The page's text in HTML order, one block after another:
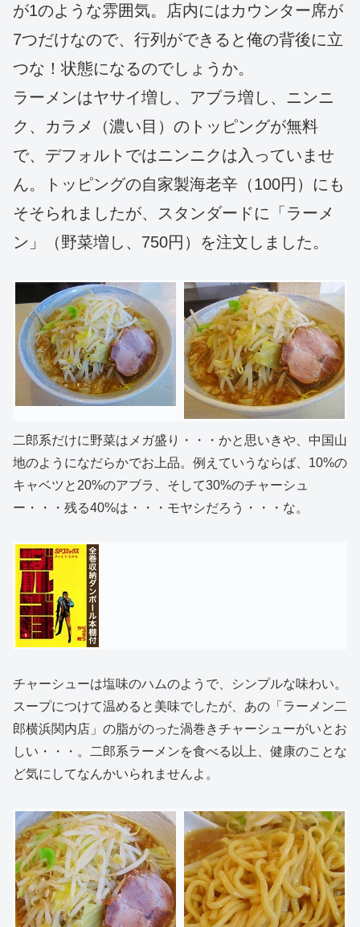
が1のような雰囲気。店内にはカウンター席が
7つだけなので、行列ができると俺の背後に立
つな！状態になるのでしょうか。
ラーメンはヤサイ増し、アブラ増し、ニンニ
ク、カラメ（濃い目）のトッピングが無料
で、デフォルトではニンニクは入っていませ
ん。トッピングの自家製海老辛（100円）にも
そそられましたが、スタンダードに「ラーメ
ン」（野菜増し、750円）を注文しました。
二郎系だけに野菜はメガ盛り・・・かと思いきや、中国山
地のようになだらかでお上品。例えていうならば、10%の
キャベツと20%のアブラ、そして30%のチャーシュ
ー・・・残る40%は・・・モヤシだろう・・・な。
チャーシューは塩味のハムのようで、シンプルな味わい。
スープにつけて温めると美味でしたが、あの「ラーメン二
郎横浜関内店」の脂がのった渦巻きチャーシューがいとお
しい・・・。二郎系ラーメンを食べる以上、健康のことな
ど気にしてなんかいられませんよ。